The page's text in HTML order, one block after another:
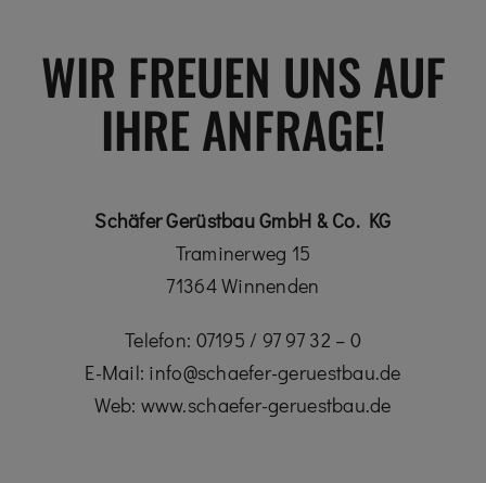
WIR FREUEN UNS AUF
IHRE ANFRAGE!
Schäfer Gerüstbau GmbH & Co. KG
Traminerweg 15
71364 Winnenden
Telefon: 07195 / 97 97 32 – 0
E-Mail: info@schaefer-geruestbau.de
Web: www.schaefer-geruestbau.de